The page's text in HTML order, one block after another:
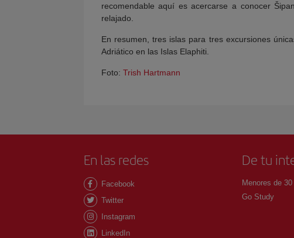
recomendable aquí es acercarse a conocer
relajado.
En resumen, tres islas para tres excursiones
Adriático en las Islas Elaphiti.
Foto: Trish Hartmann
En las redes
Facebook
Twitter
Instagram
LinkedIn
De tu
Menores de 30
Go Study